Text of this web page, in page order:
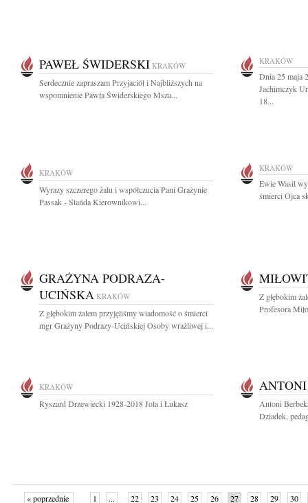
PAWEŁ ŚWIDERSKI KRAKÓW
Serdecznie zapraszam Przyjaciół i Najbliższych na
wspomnienie Pawła Świderskiego Msza...
KRAKÓW
Dnia 25 maja
Jachimczyk
18...
KRAKÓW
Wyrazy szczerego żalu i współczucia Pani Grażynie
Passak - Stańda Kierownikowi...
KRAKÓW
Ewie Wasil
śmierci Ojca
GRAŻYNA PODRAZA-
UCIŃSKA KRAKÓW
Z głębokim żalem przyjęliśmy wiadomość o śmierci
mgr Grażyny Podrazy-Ucińskiej Osoby wrażliwej i...
Z głębokim
Profesora
KRAKÓW
Ryszard Drzewiecki 1928-2018 Jola i Łukasz
Antoni
Dziadek,
« poprzednie 1 ... 22 23 24 25 26 27 28 29 30